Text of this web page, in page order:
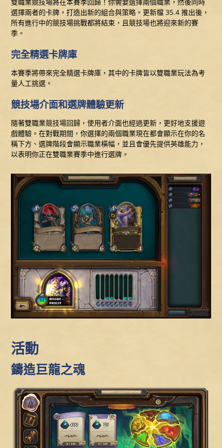
選擇兩者的卡牌，打造出新的組合與策略。更新檔 35.4 推出後，
所有進行中的競技場挑戰都將結束，且競技場也將迎來新的賽
季。
完全精選卡牌庫
本賽季將帶來完全精選卡牌庫，其中的卡牌皆以雙職業玩法為考
量人工挑選。
競技場介面和選牌體驗更新
隨著雙職業競技場回歸，使用者介面也經過更新，更好地支援遊
戲體驗。在對戰期間，你選擇的兩個職業現在都會顯示在你的名
稱下方、選牌階段會顯示職業橫幅，並且會優先提供英雄能力，
以表明你正在雙職業賽季中進行選牌。
活動
鑄造巨龍之魂